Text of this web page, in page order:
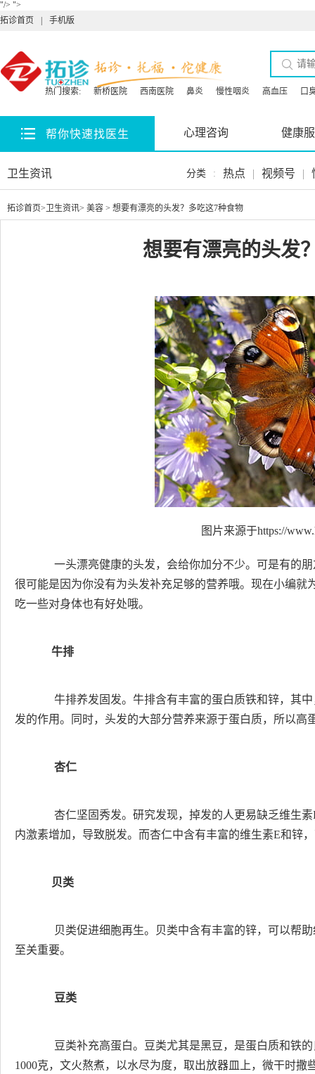
"/> ">
拓诊首页
手机版
热门搜索: 新桥医院 西南医院 鼻炎 慢性咽炎 高血压 口
帮你快速找医生 心理咨询 健康
卫生资讯 分类 : 热点 | 视频号 |
拓诊首页> 卫生资讯> 美容 > 想要有漂亮的头发？多吃这7种食物
想要有漂亮的头发
图片来源于https://
一头漂亮健康的头发，会给你加分不少。可是有的
很可能是因为你没有为头发补充足够的营养哦。现在小编
吃一些对身体也有好处哦。
牛排
牛排养发固发。牛排含有丰富的蛋白质铁和锌，其
发的作用。同时，头发的大部分营养来源于蛋白质，所以高
杏仁
杏仁坚固秀发。研究发现，掉发的人更易缺乏维生
内激素增加，导致脱发。而杏仁中含有丰富的维生素E和锌
贝类
贝类促进细胞再生。贝类中含有丰富的锌，可以帮
至关重要。
豆类
豆类补充高蛋白。豆类尤其是黑豆，是蛋白质和铁的
1000克，文火熬煮，以水尽为度，取出放器皿上，微干时